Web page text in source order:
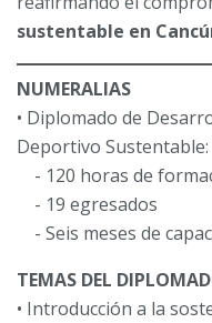
sustentable en
NUMERALIAS
• Diplomado de
Deportivo Sustentable:
- 120 horas de
- 19 egresados
- Seis meses de
TEMAS DEL
• Introducción a la